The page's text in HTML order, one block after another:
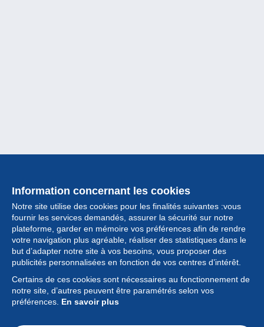
Information concernant les cookies
Notre site utilise des cookies pour les finalités suivantes :vous
fournir les services demandés, assurer la sécurité sur notre
plateforme, garder en mémoire vos préférences afin de rendre
votre navigation plus agréable, réaliser des statistiques dans le
but d’adapter notre site à vos besoins, vous proposer des
publicités personnalisées en fonction de vos centres d’intérêt.
Certains de ces cookies sont nécessaires au fonctionnement de
notre site, d’autres peuvent être paramétrés selon vos
préférences. En savoir plus
Collection
Actualités
Fonctionnalités